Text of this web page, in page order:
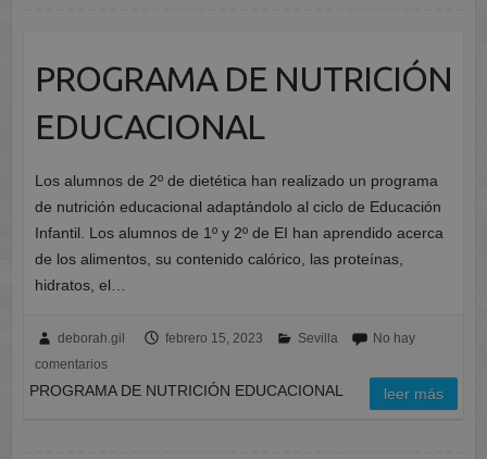
PROGRAMA DE NUTRICIÓN
EDUCACIONAL
Los alumnos de 2º de dietética han realizado un programa
de nutrición educacional adaptándolo al ciclo de Educación
Infantil. Los alumnos de 1º y 2º de EI han aprendido acerca
de los alimentos, su contenido calórico, las proteínas,
hidratos, el…
deborah.gil febrero 15, 2023 Sevilla
No hay
comentarios
PROGRAMA DE NUTRICIÓN EDUCACIONAL leer más